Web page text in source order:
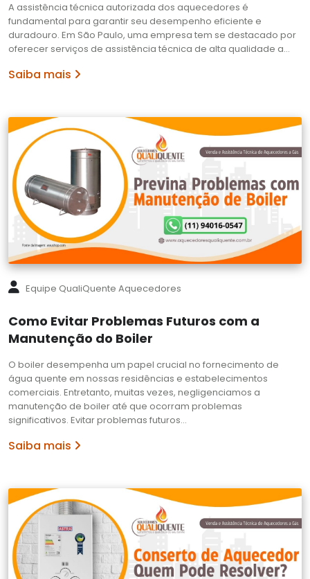
A assistência técnica autorizada dos aquecedores é
fundamental para garantir seu desempenho eficiente e
duradouro. Em São Paulo, uma empresa tem se destacado por
oferecer serviços de assistência técnica de alta qualidade a…
Saiba mais
Equipe QualiQuente Aquecedores
Como Evitar Problemas Futuros com a
Manutenção do Boiler
O boiler desempenha um papel crucial no fornecimento de
água quente em nossas residências e estabelecimentos
comerciais. Entretanto, muitas vezes, negligenciamos a
manutenção de boiler até que ocorram problemas
significativos. Evitar problemas futuros…
Saiba mais